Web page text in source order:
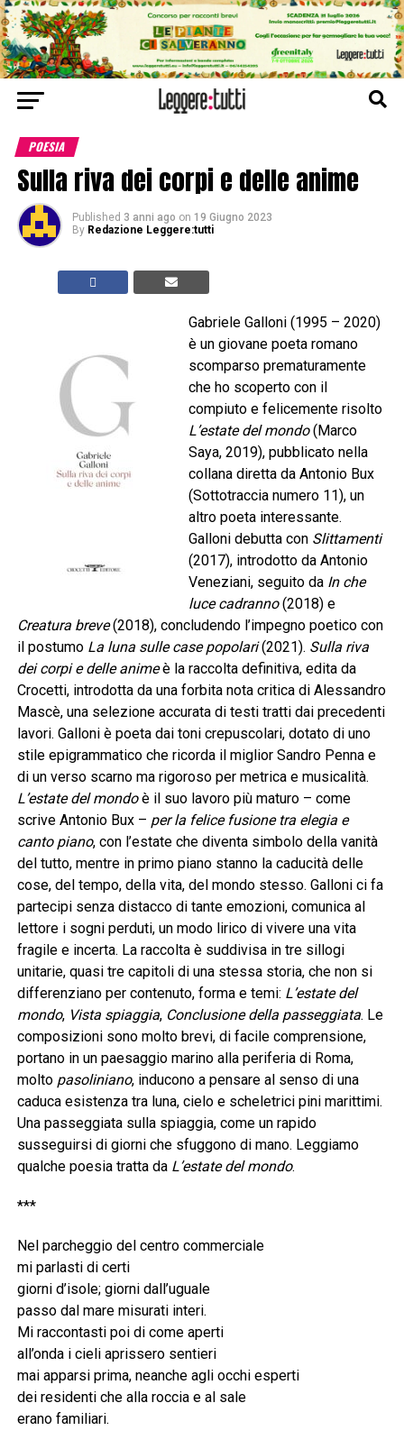
POESIA
Sulla riva dei corpi e delle anime
Published 3 anni ago on 19 Giugno 2023
By Redazione Leggere:tutti
Gabriele Galloni (1995 – 2020)
è un giovane poeta romano
scomparso prematuramente
che ho scoperto con il
compiuto e felicemente risolto
L’estate del mondo(Marco
Saya, 2019), pubblicato nella
collana diretta da Antonio Bux
(Sottotraccia numero 11), un
altro poeta interessante.
Galloni debutta con Slittamenti
(2017), introdotto da Antonio
Veneziani, seguito da In che
luce cadranno(2018) e
Creatura breve(2018), concludendo l’impegno poetico con
il postumo La luna sulle case popolari(2021). Sulla riva
dei corpi e delle animeè la raccolta definitiva, edita da
Crocetti, introdotta da una forbita nota critica di Alessandro
Mascè, una selezione accurata di testi tratti dai precedenti
lavori. Galloni è poeta dai toni crepuscolari, dotato di uno
stile epigrammatico che ricorda il miglior Sandro Penna e
di un verso scarno ma rigoroso per metrica e musicalità.
L’estate del mondoè il suo lavoro più maturo – come
scrive Antonio Bux – per la felice fusione tra elegia e
canto piano, con l’estate che diventa simbolo della vanità
del tutto, mentre in primo piano stanno la caducità delle
cose, del tempo, della vita, del mondo stesso. Galloni ci fa
partecipi senza distacco di tante emozioni, comunica al
lettore i sogni perduti, un modo lirico di vivere una vita
fragile e incerta. La raccolta è suddivisa in tre sillogi
unitarie, quasi tre capitoli di una stessa storia, che non si
differenziano per contenuto, forma e temi: L’estate del
mondo, Vista spiaggia, Conclusione della passeggiata. Le
composizioni sono molto brevi, di facile comprensione,
portano in un paesaggio marino alla periferia di Roma,
molto pasoliniano, inducono a pensare al senso di una
caduca esistenza tra luna, cielo e scheletrici pini marittimi.
Una passeggiata sulla spiaggia, come un rapido
susseguirsi di giorni che sfuggono di mano. Leggiamo
qualche poesia tratta da L’estate del mondo.
***
Nel parcheggio del centro commerciale
mi parlasti di certi
giorni d’isole; giorni dall’uguale
passo dal mare misurati interi.
Mi raccontasti poi di come aperti
all’onda i cieli aprissero sentieri
mai apparsi prima, neanche agli occhi esperti
dei residenti che alla roccia e al sale
erano familiari.